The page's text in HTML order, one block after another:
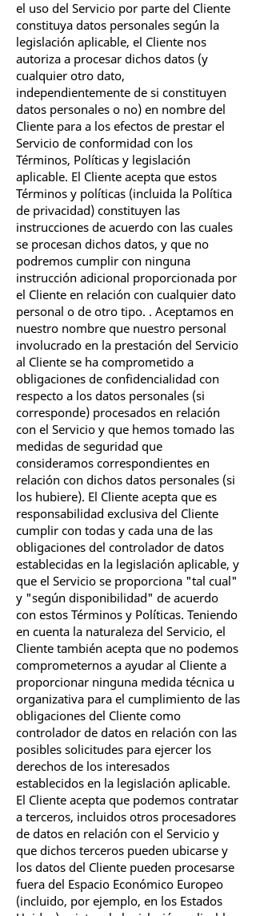
el uso del Servicio por parte del Cliente
constituya datos personales según la
legislación aplicable, el Cliente nos
autoriza a procesar dichos datos (y
cualquier otro dato,
independientemente de si constituyen
datos personales o no) en nombre del
Cliente para a los efectos de prestar el
Servicio de conformidad con los
Términos, Políticas y legislación
aplicable. El Cliente acepta que estos
Términos y políticas (incluida la Política
de privacidad) constituyen las
instrucciones de acuerdo con las cuales
se procesan dichos datos, y que no
podremos cumplir con ninguna
instrucción adicional proporcionada por
el Cliente en relación con cualquier dato
personal o de otro tipo. . Aceptamos en
nuestro nombre que nuestro personal
involucrado en la prestación del Servicio
al Cliente se ha comprometido a
obligaciones de confidencialidad con
respecto a los datos personales (si
corresponde) procesados en relación
con el Servicio y que hemos tomado las
medidas de seguridad que
consideramos correspondientes en
relación con dichos datos personales (si
los hubiere). El Cliente acepta que es
responsabilidad exclusiva del Cliente
cumplir con todas y cada una de las
obligaciones del controlador de datos
establecidas en la legislación aplicable, y
que el Servicio se proporciona "tal cual"
y "según disponibilidad" de acuerdo
con estos Términos y Políticas. Teniendo
en cuenta la naturaleza del Servicio, el
Cliente también acepta que no podemos
comprometernos a ayudar al Cliente a
proporcionar ninguna medida técnica u
organizativa para el cumplimiento de las
obligaciones del Cliente como
controlador de datos en relación con las
posibles solicitudes para ejercer los
derechos de los interesados
establecidos en la legislación aplicable.
El Cliente acepta que podemos contratar
a terceros, incluidos otros procesadores
de datos en relación con el Servicio y
que dichos terceros pueden ubicarse y
los datos del Cliente pueden procesarse
fuera del Espacio Económico Europeo
(incluido, por ejemplo, en los Estados